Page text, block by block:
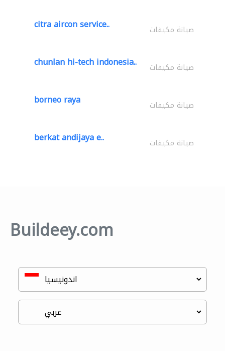
citra aircon service.. صيانة مكيفات
chunlan hi-tech indonesia.. صيانة مكيفات
borneo raya صيانة مكيفات
berkat andijaya e.. صيانة مكيفات
Buildeey.com